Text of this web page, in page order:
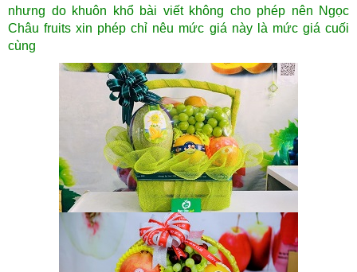
nhưng do khuôn khổ bài viết không cho phép nên Ngọc
Châu fruits xin phép chỉ nêu mức giá này là mức giá cuối
cùng